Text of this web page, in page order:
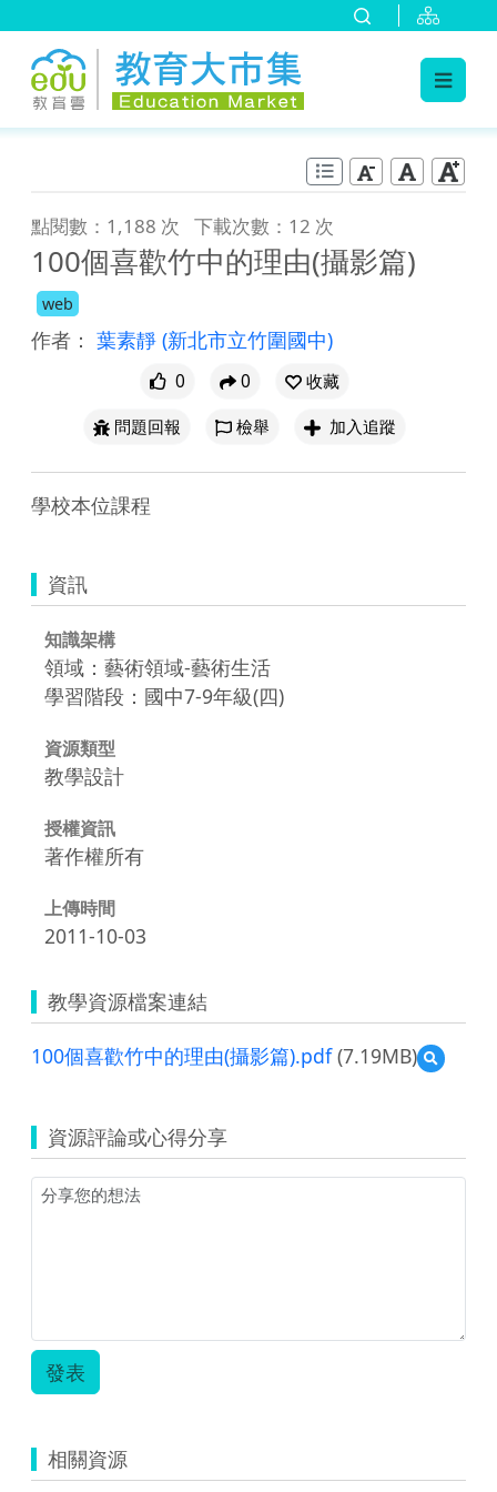
點閱數：1,188 次 下載次數：12 次
100個喜歡竹中的理由(攝影篇)
web
作者： 葉素靜 (新北市立竹圍國中)
0 0
收藏
問題回報
檢舉 加入追蹤
學校本位課程
資訊
知識架構
領域：藝術領域-藝術生活
學習階段：國中7-9年級(四)
資源類型
教學設計
授權資訊
著作權所有
上傳時間
2011-10-03
教學資源檔案連結
100個喜歡竹中的理由(攝影篇).pdf(7.19MB)
預
覽
歡
竹
篇).pdf
資源評論或心得分享
發表
相關資源